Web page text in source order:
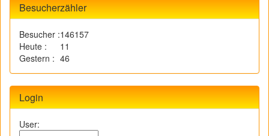
Besucherzähler
Besucher :146157
Heute :
11
Gestern : 46
Login
User: